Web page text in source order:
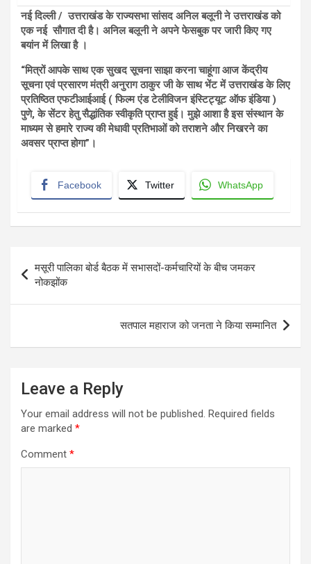
नई दिल्ली / उत्तराखंड के राज्यसभा सांसद अनिल बलूनी ने उत्तराखंड को
एक नई सौगात दी है। अनिल बलूनी ने अपने फेसबुक पर जारी किए गए
बयांन में लिखा है ।
“मित्रों आपके साथ एक सुखद सूचना साझा करना चाहूंगा आज केंद्रीय
सूचना एवं प्रसारण मंत्री अनुराग ठाकुर जी के साथ भेंट में उत्तराखंड के लिए
प्रतिष्ठित एफटीआईआई ( फिल्म एंड टेलीविजन इंस्टिट्यूट ऑफ इंडिया )
पुणे, के सेंटर हेतु सैद्धांतिक स्वीकृति प्राप्त हुई। मुझे आशा है इस संस्थान के
माध्यम से हमारे राज्य की मेधावी प्रतिभाओं को तराशने और निखरने का
अवसर प्राप्त होगा”।
Facebook Twitter WhatsApp
navigation
मसूरी पालिका बोर्ड बैठक में सभासदों-कर्मचारियों के बीच जमकर
नोकझोंक
सतपाल महाराज को जनता ने किया सम्मानित
Leave a Reply
Your email address will not be published. Required fields
are marked *
Comment *